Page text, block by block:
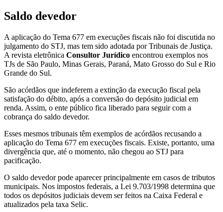
Saldo devedor
A aplicação do Tema 677 em execuções fiscais não foi discutida no
julgamento do STJ, mas tem sido adotada por Tribunais de Justiça.
A revista eletrônica Consultor Jurídico encontrou exemplos nos
TJs de São Paulo, Minas Gerais, Paraná, Mato Grosso do Sul e Rio
Grande do Sul.
São acórdãos que indeferem a extinção da execução fiscal pela
satisfação do débito, após a conversão do depósito judicial em
renda. Assim, o ente público fica liberado para seguir com a
cobrança do saldo devedor.
Esses mesmos tribunais têm exemplos de acórdãos recusando a
aplicação do Tema 677 em execuções fiscais. Existe, portanto, uma
divergência que, até o momento, não chegou ao STJ para
pacificação.
O saldo devedor pode aparecer principalmente em casos de tributos
municipais. Nos impostos federais, a Lei 9.703/1998 determina que
todos os depósitos judiciais devem ser feitos na Caixa Federal e
atualizados pela taxa Selic.